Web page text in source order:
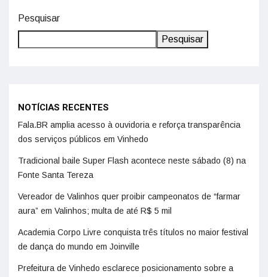
Pesquisar
Pesquisar
NOTÍCIAS RECENTES
Fala.BR amplia acesso à ouvidoria e reforça transparência
dos serviços públicos em Vinhedo
Tradicional baile Super Flash acontece neste sábado (8) na
Fonte Santa Tereza
Vereador de Valinhos quer proibir campeonatos de “farmar
aura” em Valinhos; multa de até R$ 5 mil
Academia Corpo Livre conquista três títulos no maior festival
de dança do mundo em Joinville
Prefeitura de Vinhedo esclarece posicionamento sobre a